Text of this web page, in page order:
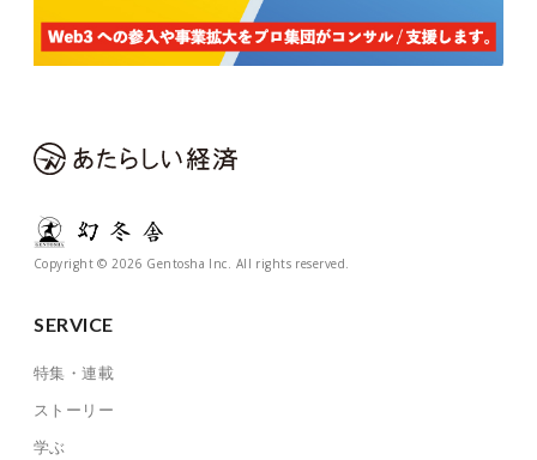
Copyright © 2026 Gentosha Inc. All rights reserved.
SERVICE
特集・連載
ストーリー
学ぶ